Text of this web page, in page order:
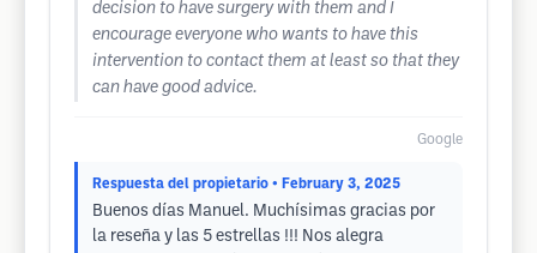
decision to have surgery with them and I
encourage everyone who wants to have this
intervention to contact them at least so that they
can have good advice.
Google
Respuesta del propietario • February 3, 2025
Buenos días Manuel. Muchísimas gracias por
la reseña y las 5 estrellas !!! Nos alegra